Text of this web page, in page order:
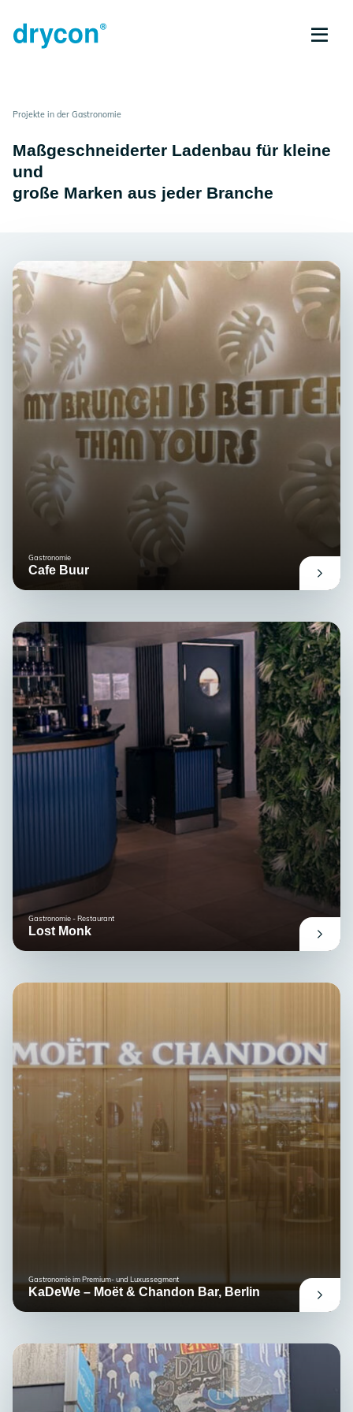
Projekte in der Gastronomie
Maßgeschneiderter Ladenbau für kleine
und
große Marken aus jeder Branche
Gastronomie
Cafe Buur
Gastronomie - Restaurant
Lost Monk
Gastronomie im Premium- und Luxussegment
KaDeWe – Moët & Chandon Bar, Berlin